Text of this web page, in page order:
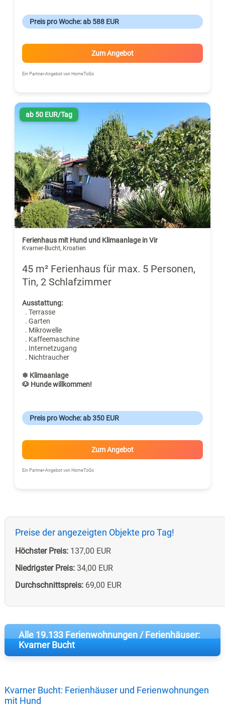
Preis pro Woche: ab 588 EUR
Zum Angebot
Ein Partner-Angebot von HomeToGo
ab 50 EUR/Tag
Ferienhaus mit Hund und Klimaanlage in Vir
Kvarner-Bucht, Kroatien
45 m² Ferienhaus für max. 5 Personen,
Tin, 2 Schlafzimmer
Ausstattung:
. Terrasse
. Garten
. Mikrowelle
. Kaffeemaschine
. Internetzugang
. Nichtraucher
❄ Klimaanlage
🐶 Hunde willkommen!
Preis pro Woche: ab 350 EUR
Zum Angebot
Ein Partner-Angebot von HomeToGo
Preise der angezeigten Objekte pro Tag!
Höchster Preis:137,00 EUR
Niedrigster Preis:34,00 EUR
Durchschnittspreis:69,00 EUR
Alle 19.133 Ferienwohnungen / Ferienhäuser:
Kvarner Bucht
Kvarner Bucht: Ferienhäuser und Ferienwohnungen
mit Hund